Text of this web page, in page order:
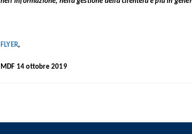
FLYER,
MDF 14 ottobre 2019